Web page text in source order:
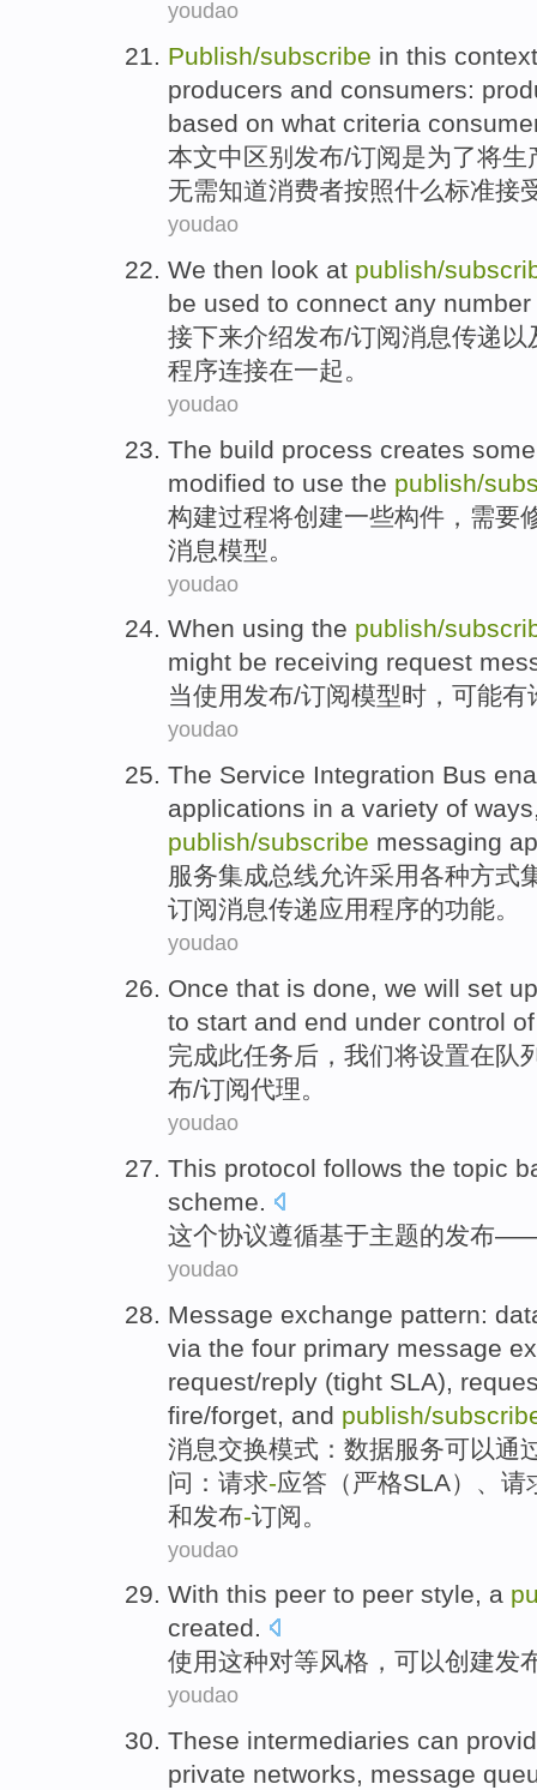
youdao
Publish/subscribe in this
producers and consumers:
based on what criteria
本文中 区别发布/订阅是为了将生
无需知道消费者按照什么标准接
youdao
We then look at publish/
be used to connect any number
接下来介绍发布/订阅消息传递 以
程序连接在一起。
youdao
The build process creates some
modified to use the publish/
构建过程将创建一些构件 ， 需要
消息模型 。
youdao
When using the publish/
might be receiving request
当使用发布/订阅模型时， 可能有
youdao
The Service Integration Bus
applications in a variety of ways
publish/subscribe messaging
服务集成总线允许采用各种方式
订阅消息传递应用程序的功能。
youdao
Once that is done, we will set up
to start and end under control
完成此任务后 ， 我们将设置在队
布/订阅代理。
youdao
This protocol follows the topic
scheme.
这个协议遵循基于主题的发布
youdao
Message exchange pattern:
via the four primary message
request/reply (tight SLA),
fire/forget, and publish/
消息交换模式 ： 数据服务可以通
问 ： 请求-应答 （ 严格SLA）、请
和发布-订阅 。
youdao
With this peer to peer style, a
created.
使用这种对等风格 ， 可以创建发
youdao
These intermediaries can
private networks, message